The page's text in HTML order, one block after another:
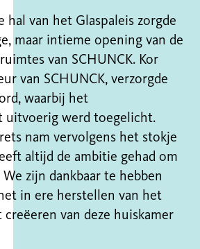
hal van het Glaspaleis zorgde
maar intieme opening van de
van SCHUNCK. Kor
van SCHUNCK, verzorgde
waarbij het
uitvoerig werd toegelicht.
nam vervolgens het stokje
altijd de ambitie gehad om
zijn dankbaar te hebben
in ere herstellen van het
creëeren van deze huiskamer